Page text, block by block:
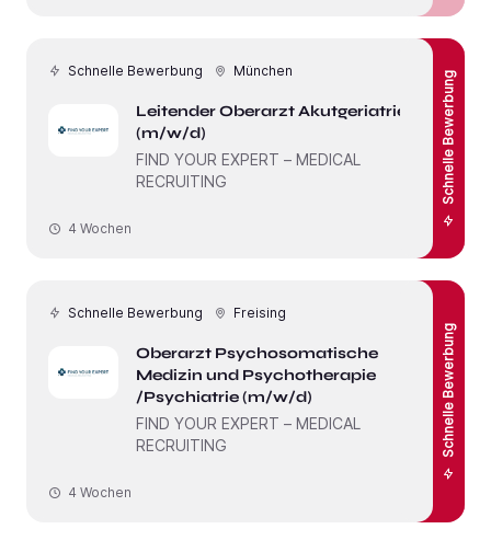
Schnelle Bewerbung München
Leitender Oberarzt Akutgeriatrie
(m/w/d)
FIND YOUR EXPERT – MEDICAL
RECRUITING
Schnelle Bewerbung
4 Wochen
Schnelle Bewerbung Freising
Oberarzt Psychosomatische
Medizin und Psychotherapie
/Psychiatrie (m/w/d)
FIND YOUR EXPERT – MEDICAL
RECRUITING
Schnelle Bewerbung
4 Wochen